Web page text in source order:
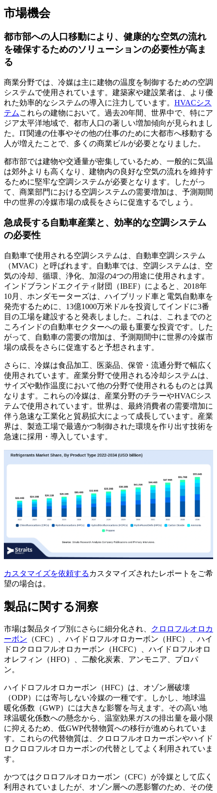
市場機会
都市部への人口移動により、健康的な空気の流れ
を確保するためのソリューションの必要性が高ま
る
商業分野では、冷媒は主に建物の温度を制御するための空調
システムで使用されています。建築家や建設業者は、より優
れた効率的なシステムの導入に注力しています。 HVACシス
テム これらの建物において。過去20年間、世界中で、特にア
ジア太平洋地域で、都市人口の著しい増加傾向が見られまし
た。IT関連の仕事やその他の仕事のために大都市へ移動する
人が増えたことで、多くの商業ビルが必要となりました。
都市部では建物や交通量が密集しているため、一般的に気温
は郊外よりも高くなり、建物内の良好な空気の流れを維持す
るために堅牢な空調システムが必要となります。したがっ
て、商業部門における空調システムの需要増加は、予測期間
中の世界の冷媒市場の成長をさらに促進するでしょう。
急成長する自動車産業と、効率的な空調システム
の必要性
自動車で使用される空調システムは、自動車空調システム
（MVAC）と呼ばれます。自動車では、空調システムは、空
気の冷却、循環、浄化、加湿の4つの用途に使用されます。
インドブランドエクイティ財団（IBEF）によると、2018年
10月、ホンダモーターズは、ハイブリッド車と電気自動車を
発売するために、13億1000万米ドルを投資してインドに3番
目の工場を建設すると発表しました。これは、これまでのと
ころインドの自動車セクターへの最も重要な投資です。した
がって、自動車の需要の増加は、予測期間中に世界の冷媒市
場の成長をさらに促進すると予想されます。
さらに、冷媒は食品加工、医薬品、保管・流通分野で幅広く
使用されています。産業分野で使用される冷却システムは、
サイズや動作温度において他の分野で使用されるものとは異
なります。これらの冷媒は、産業分野のチラーやHVACシス
テムで使用されています。世界は、最終消費者の需要増加に
伴う急速な工業化と貿易拡大によって成長しています。産業
界は、製造工場で最適かつ制御された環境を作り出す技術を
急速に採用・導入しています。
カスタマイズを依頼する カスタマイズされたレポートをご希
望の場合は。
製品に関する洞察
市場は製品タイプ別にさらに細分化され、
クロロフルオロカ
ーボン （CFC）、ハイドロフルオロカーボン（HFC）、ハイ
ドロクロロフルオロカーボン（HCFC）、ハイドロフルオロ
オレフィン（HFO）、二酸化炭素、アンモニア、プロパ
ン。
ハイドロフルオロカーボン（HFC）は、オゾン層破壊
（ODP）には寄与しない冷媒の一種です。しかし、地球温
暖化係数（GWP）には大きな影響を与えます。その高い地
球温暖化係数への懸念から、温室効果ガスの排出量を最小限
に抑えるため、低GWP代替物質への移行が進められていま
す。これらの代替物質は、クロロフルオロカーボンやハイド
ロクロロフルオロカーボンの代替としてよく利用されていま
す。
かつてはクロロフルオロカーボン（CFC）が冷媒として広く
利用されていましたが、オゾン層への悪影響のため、その使